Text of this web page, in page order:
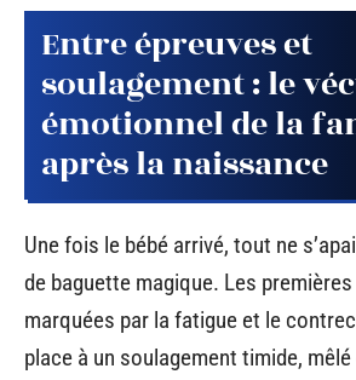
Entre épreuves et
soulagement : le
émotionnel de la
après la naissance
Une fois le bébé arrivé, tout ne
de baguette magique. Les
marquées par la fatigue et le
place à un soulagement timide, mêlé